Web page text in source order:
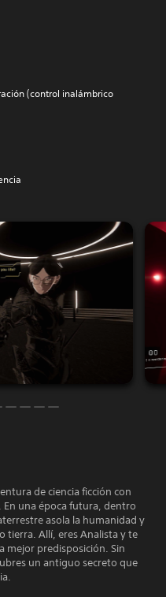
(control inalámbrico
de ciencia ficción con
En una época futura, dentro
asola la humanidad y
tierra. Allí, eres Analista y te
mejor predisposición. Sin
un antiguo secreto que